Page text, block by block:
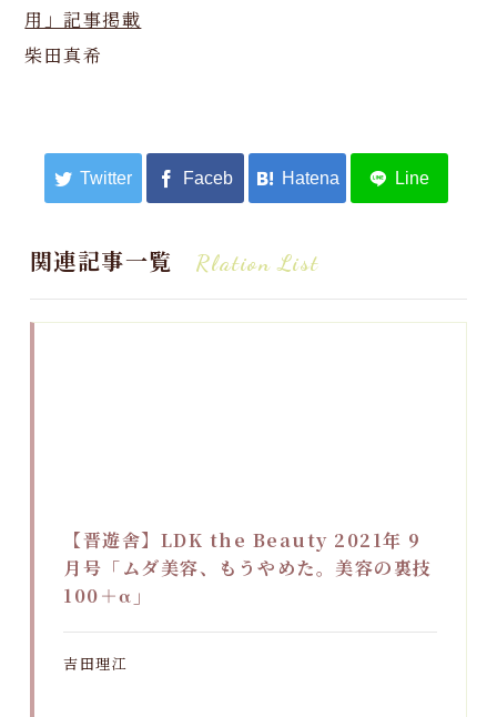
用」記事掲載
柴田真希
関連記事一覧 Rlation List
【晋遊舎】LDK the Beauty 2021年 9
月号「ムダ美容、もうやめた。美容の裏技
100＋α」
吉田理江